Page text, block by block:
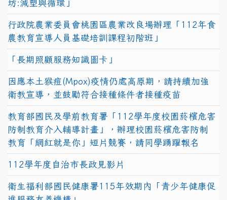
坊:減塑與循環」
行政院農業委員會桃園區農業改良場辦理「112年食
農教育宣導人員基礎培訓課程初階班」
「長期照顧服務知識圖卡」
因應本土猴痘(Mpox)疫情仍處高原期，請持續加強
衛教宣導，並鼓勵符合接種條件者接種疫苗
教育部國民及學前教育署「112學年度校園菸檳危害
防制教育介入輔導計畫」，辦理校園菸檳危害防制
教育「網紅就是你」短片競賽，請同學踴躍報名
112學年度自治市長政見影片
衛生福利部國民健康署115年效期內「青少年健康促